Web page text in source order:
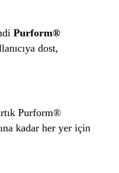
Purform®
dost,
Purform®
kadar her yer için